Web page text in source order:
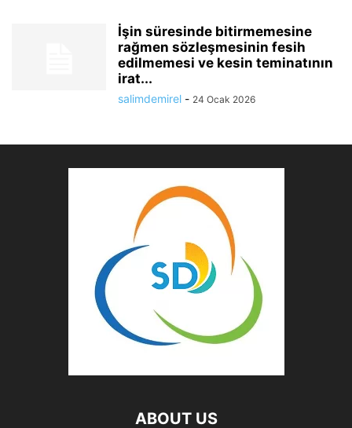
İşin süresinde bitirmemesine
rağmen sözleşmesinin fesih
edilmemesi ve kesin teminatının
irat...
salimdemirel - 24 Ocak 2026
ABOUT US